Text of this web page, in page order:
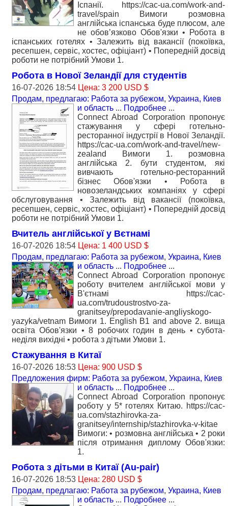
Іспанії. https://cac-ua.com/work-and-
travel/spain Вимоги розмовна
англійська іспанська буде плюсом, але
не обов’язково Обов'язки • Робота в
іспанських готелях • Залежить від вакансії (покоївка,
ресепшен, сервіс, хостес, офіціант) • Попередній досвід
роботи не потрібний Умови 1.
Робота в Нової Зеландії для студентів
16-07-2026 18:54 Цена: 3 200 USD $
Продам, предлагаю: Работа за рубежом, Украина, Киев
и область ... Подробнее ...
Connect Abroad Corporation пропонує
стажування у сфері готельно-
ресторанної індустрії в Нової Зеландії.
https://cac-ua.com/work-and-travel/new-
zealand Вимоги 1. розмовна
англійська 2. бути студентом, які
вивчають готельно-ресторанний
бізнес Обов'язки • Робота в
новозеландських компаніях у сфері
обслуговування • Залежить від вакансії (покоївка,
ресепшен, сервіс, хостес, офіціант) • Попередній досвід
роботи не потрібний Умови 1.
Вчитель англійської у Вєтнамі
16-07-2026 18:54 Цена: 1 400 USD $
Продам, предлагаю: Работа за рубежом, Украина, Киев
и область ... Подробнее ...
Connect Abroad Corporation пропонує
роботу вчителем англійської мови у
В'єтнамі https://cac-
ua.com/trudoustrostvo-za-
granitsey/prepodavanie-angliyskogo-
yazyka/vetnam Вимоги 1. English B1 and above 2. вища
освіта Обов'язки • 8 робочих годин в день • субота-
неділя вихідні • робота з дітьми Умови 1.
Стажування в Китаї
16-07-2026 18:53 Цена: 900 USD $
Предложения фирм: Работа за рубежом, Украина, Киев
и область ... Подробнее ...
Connect Abroad Corporation пропонує
роботу у 5* готелях Китаю. https://cac-
ua.com/stazhirovka-za-
granitsey/internship/stazhirovka-v-kitae
Вимоги: • розмовна англійська • 2 роки
після отримання диплому Обов'язки:
1.
Робота з дітьми в Китаї (Au-pair)
16-07-2026 18:53 Цена: 280 USD $
Продам, предлагаю: Работа за рубежом, Украина, Киев
и область ... Подробнее ...